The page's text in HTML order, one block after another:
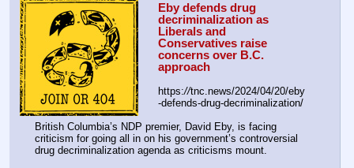
Eby defends drug
decriminalization as
Liberals and
Conservatives raise
concerns over B.C.
approach
https://tnc.news/2024/04/20/eby
-defends-drug-decriminalization/
British Columbia’s NDP premier, David Eby, is facing
criticism for going all in on his government’s controversial
drug decriminalization agenda as criticisms mount.